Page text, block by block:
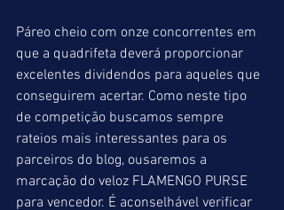
Páreo cheio com onze concorrentes em
que a quadrifeta deverá proporcionar
excelentes dividendos para aqueles que
conseguirem acertar. Como neste tipo
de competição buscamos sempre
rateios mais interessantes para os
parceiros do blog, ousaremos a
marcação do veloz FLAMENGO PURSE
para vencedor. É aconselhável verificar